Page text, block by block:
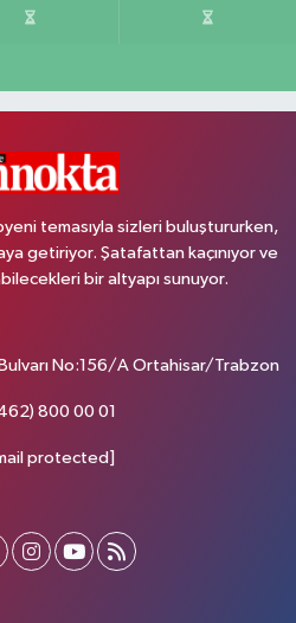
temasıyla sizleri buluştururken,
getiriyor. Şatafattan kaçınıyor ve
bir altyapı sunuyor.
No:156/A Ortahisar/Trabzon
800 00 01
protected]